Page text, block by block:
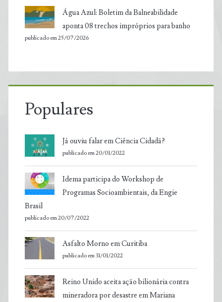
Água Azul: Boletim da Balneabilidade
aponta 08 trechos impróprios para banho
publicado em 25/07/2026
Populares
Já ouviu falar em Ciência Cidadã?
publicado em 20/01/2022
Idema participa do Workshop de
Programas Socioambientais, da Engie
Brasil
publicado em 20/07/2022
Asfalto Morno em Curitiba
publicado em 31/01/2022
Reino Unido aceita ação bilionária contra
mineradora por desastre em Mariana